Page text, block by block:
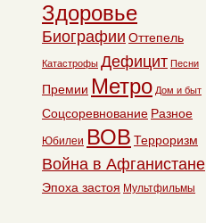
Здоровье
Биографии Оттепель
Катастрофы Дефицит Песни
Премии Метро Дом и быт
Соцсоревнование Разное
Юбилеи ВОВ Терроризм
Война в Афганистане
Эпоха застоя Мультфильмы